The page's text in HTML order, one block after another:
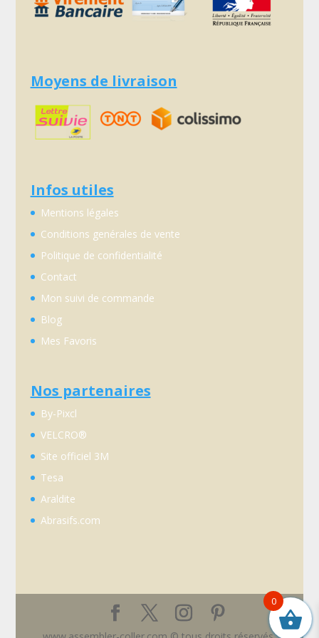
Moyens de livraison
Infos utiles
Mentions légales
Conditions genérales de vente
Politique de confidentialité
Contact
Mon suivi de commande
Blog
Mes Favoris
Nos partenaires
By-Pixcl
VELCRO®
Site officiel 3M
Tesa
Araldite
Abrasifs.com
0